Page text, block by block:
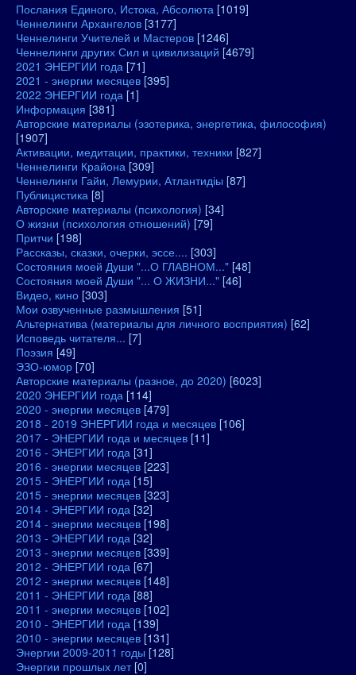
Послания Единого, Истока, Абсолюта [1019]
Ченнелинги Архангелов [3177]
Ченнелинги Учителей и Мастеров [1246]
Ченнелинги других Сил и цивилизаций [4679]
2021 ЭНЕРГИИ года [71]
2021 - энергии месяцев [395]
2022 ЭНЕРГИИ года [1]
Информация [381]
Авторские материалы (эзотерика, энергетика, философия)
[1907]
Активации, медитации, практики, техники [827]
Ченнелинги Крайона [309]
Ченнелинги Гайи, Лемурии, Атлантидіы [87]
Публицистика [8]
Авторские материалы (психология) [34]
О жизни (психология отношений) [79]
Притчи [198]
Рассказы, сказки, очерки, эссе.... [303]
Состояния моей Души "...О ГЛАВНОМ..." [48]
Состояния моей Души "... О ЖИЗНИ..." [46]
Видео, кино [303]
Мои озвученные размышления [51]
Альтернатива (материалы для личного восприятия) [62]
Исповедь читателя... [7]
Поэзия [49]
ЭЗО-юмор [70]
Авторские материалы (разное, до 2020) [6023]
2020 ЭНЕРГИИ года [114]
2020 - энергии месяцев [479]
2018 - 2019 ЭНЕРГИИ года и месяцев [106]
2017 - ЭНЕРГИИ года и месяцев [11]
2016 - ЭНЕРГИИ года [31]
2016 - энергии месяцев [223]
2015 - ЭНЕРГИИ года [15]
2015 - энергии месяцев [323]
2014 - ЭНЕРГИИ года [32]
2014 - энергии месяцев [198]
2013 - ЭНЕРГИИ года [32]
2013 - энергии месяцев [339]
2012 - ЭНЕРГИИ года [67]
2012 - энергии месяцев [148]
2011 - ЭНЕРГИИ года [88]
2011 - энергии месяцев [102]
2010 - ЭНЕРГИИ года [139]
2010 - энергии месяцев [131]
Энергии 2009-2011 годы [128]
Энергии прошлых лет [0]